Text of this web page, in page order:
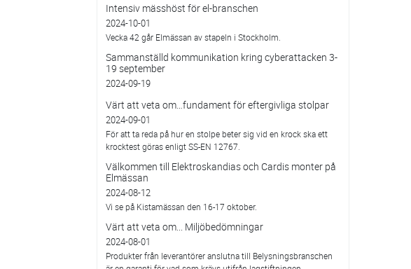
Intensiv mässhöst för el-branschen
2024-10-01
Vecka 42 går Elmässan av stapeln i Stockholm.
Sammanställd kommunikation kring cyberattacken 3-
19 september
2024-09-19
Värt att veta om…fundament för eftergivliga stolpar
2024-09-01
För att ta reda på hur en stolpe beter sig vid en krock ska ett
krocktest göras enligt SS-EN 12767.
Välkommen till Elektroskandias och Cardis monter på
Elmässan
2024-08-12
Vi se på Kistamässan den 16-17 oktober.
Värt att veta om... Miljöbedömningar
2024-08-01
Produkter från leverantörer anslutna till Belysningsbranschen